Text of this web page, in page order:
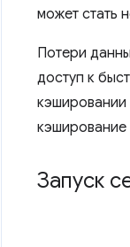
может стать
Потери
доступ к
кэшировании
кэширование
Запуск